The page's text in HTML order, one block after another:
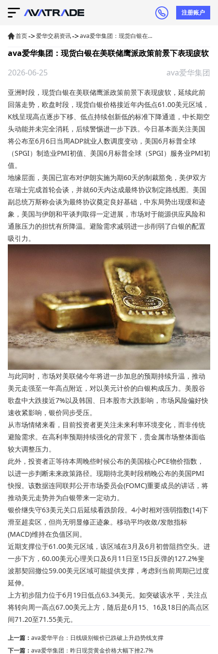
注册账户
首页->爱华交易资讯->ava爱华集团：现货白银在...
ava爱华集团：现货白银在美联储鹰派政策前景下表现疲软
2026-06-25
ava爱华集团
亚洲时段， 现货白银在美联储鹰派政策前景下表现疲软，延续此前
回落走势，欧盘时段，现货白银价格接近年内低点61.00美元区域，
K线呈现高点逐步下移、低点持续创新低的标准下降通道，中长期空
头动能并未完全消耗，后续警惕进一步下跌。今日基本面关注美国
将公布至6月6日当周ADP就业人数调度变动，美国6月标普全球
（SPGI）制造业PMI初值、美国6月标普全球（SPGI）服务业PMI初
值。
地缘层面，美国已宣布对伊朗实施为期60天的制裁豁免，美伊双方
在瑞士完成首轮会谈，并就60天内达成最终协议制定路线图。美国
副总统万斯称会谈为最终协议奠定良好基础，中东局势出现缓和迹
象，美国与伊朗和平谈判取得一定进展，市场对于能源供应风险和
通胀压力的担忧有所降温。避险需求减弱进一步削弱了白银的配置
吸引力。
与此同时，市场对美联储今年将进一步加息的预期持续升温，推动
美元走强至一年高点附近，对以美元计价的白银构成压力。美股谷
歌盘中大跌接近7%以及韩国、日本股市大跌影响，市场风险偏好快
速收紧影响，银价同步受压。
从市场情绪来看，目前投资者更关注未来利率环境变化，而非传统
避险需求。在高利率预期持续强化的背景下，贵金属市场整体面临
较大调整压力。
此外，投资者正等待本周晚些时候公布的美国核心PCE物价指数，
以进一步判断未来政策路径。现期待北美时段稍晚公布的美国PMI
快报。该数据连同联邦公开市场委员会(FOMC)重要成员的讲话，将
推动美元走势并为白银带来一定动力。
银价继失守63美元关口后延续看跌阶段。4小时相对强弱指数(14)下
滑至超卖区，但尚无明显修正迹象。移动平均收敛/发散指标
(MACD)维持在负值区间。
近期支撑位于61.00美元区域，该区域在3月及6月初曾阻挡空头。进
一步下方，60.00美元心理关口及6月11日至15日反弹的127.2%斐
波那契回撤位59.00美元区域可能提供支撑，考虑到当前周期已过度
延伸。
上方初步阻力位于6月19日低点63.34美元。如突破该水平，关注点
将转向周一高点67.00美元上方，随后是6月15、16及18日的高点区
间71.20至71.55美元。
上一篇： ava爱华平台：日线级别银价已跌破上升趋势线支撑
下一篇： ava爱华集团：昨日现货黄金价格大幅下挫2.7%